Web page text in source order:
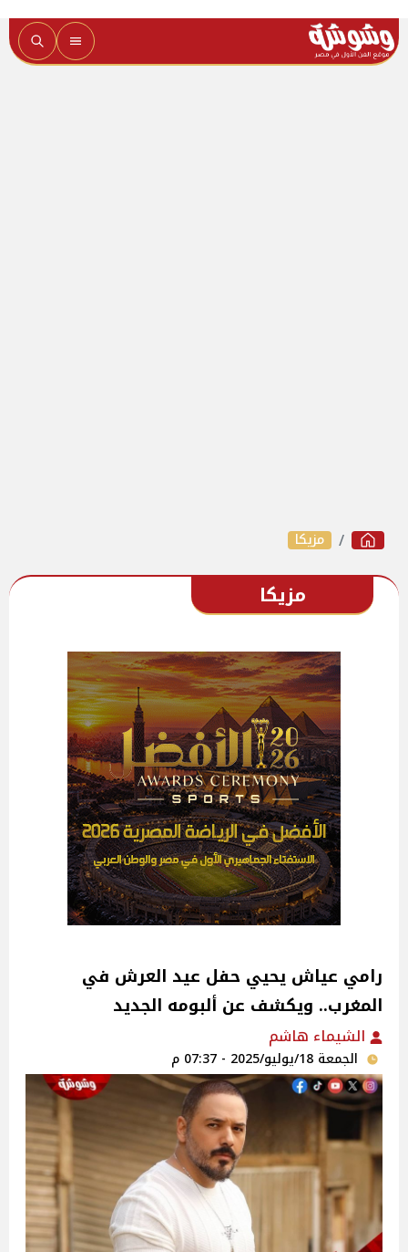
مزيكا
مزيكا
رامي عياش يحيي حفل عيد العرش في
المغرب.. ويكشف عن ألبومه الجديد
الشيماء هاشم
الجمعة 18/يوليو/2025 - 07:37 م